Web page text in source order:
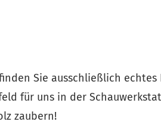
Sie ausschließlich echtes
für uns in der
zaubern!